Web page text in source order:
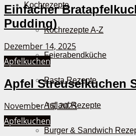
Kochrezepte
Kochrezepte A-Z
Feierabendküche
Pasta Rezepte
Auflauf Rezepte
Burger & Sandwich
Einfacher
Pudding)
Dezember 14, 2025
Apfelkuchen
Apfel Streuselkuchen
November 15, 2025
Apfelkuchen